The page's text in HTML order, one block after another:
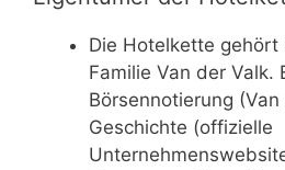
Die Hotelkette
Familie Van der Valk.
Börsennotierung
Geschichte (offizielle